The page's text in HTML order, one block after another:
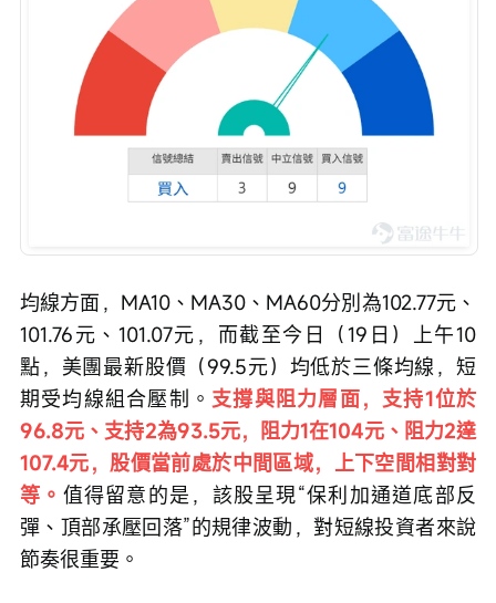
均線方面，MA10、MA30、MA60分別為102.77元、
101.76元、101.07元，而截至今日（19日）上午10
點，美團最新股價（99.5元）均低於三條均線，短
期受均線組合壓制。支撐與阻力層面，支持1位於
96.8元、支持2為93.5元，阻力1在104元、阻力2達
107.4元，股價當前處於中間區域，上下空間相對對
等。 值得留意的是，該股呈現“保利加通道底部反
彈、頂部承壓回落”的規律波動，對短線投資者來說
節奏很重要。